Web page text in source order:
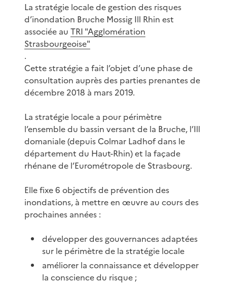
La stratégie locale de gestion des risques
d’inondation Bruche Mossig Ill Rhin est
associée au TRI "Agglomération
Strasbourgeoise"
.
Cette stratégie a fait l’objet d’une phase de
consultation auprès des parties prenantes de
décembre 2018 à mars 2019.
La stratégie locale a pour périmètre
l’ensemble du bassin versant de la Bruche, l’Ill
domaniale (depuis Colmar Ladhof dans le
département du Haut-Rhin) et la façade
rhénane de l’Eurométropole de Strasbourg.
Elle fixe 6 objectifs de prévention des
inondations, à mettre en œuvre au cours des
prochaines années :
développer des gouvernances adaptées
sur le périmètre de la stratégie locale
améliorer la connaissance et développer
la conscience du risque ;